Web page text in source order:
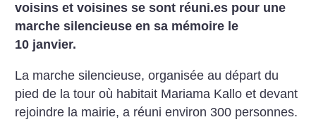
voisins et voisines se sont réuni.es pour une
marche silencieuse en sa mémoire le
10 janvier.
La marche silencieuse, organisée au départ du
pied de la tour où habitait Mariama Kallo et devant
rejoindre la mairie, a réuni environ 300 personnes.